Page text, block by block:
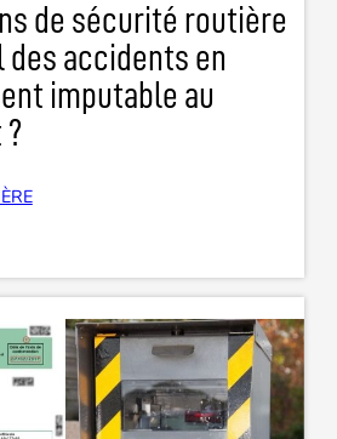
de sécurité routière
accidents en
imputable au